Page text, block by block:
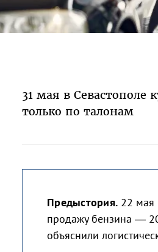
31 мая в
только по талонам
Предыстория. 22 мая
продажу бензина —
объяснили